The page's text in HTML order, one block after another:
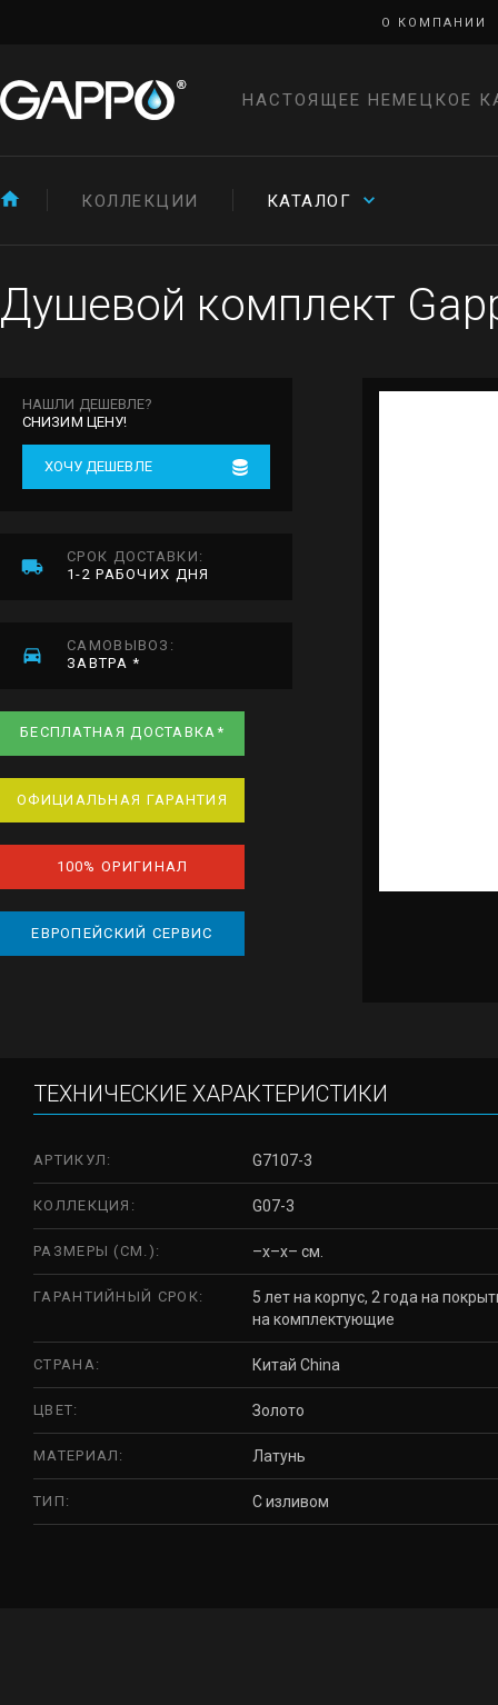
О КОМПАНИИ
НАСТОЯЩЕЕ НЕМЕЦКОЕ
КОЛЛЕКЦИИ КАТАЛОГ
Душевой комплект
НАШЛИ ДЕШЕВЛЕ?
СНИЗИМ ЦЕНУ!
ХОЧУ ДЕШЕВЛЕ
СРОК ДОСТАВКИ:
1-2 РАБОЧИХ ДНЯ
САМОВЫВОЗ:
ЗАВТРА *
БЕСПЛАТНАЯ ДОСТАВКА*
ОФИЦИАЛЬНАЯ ГАРАНТИЯ
100% ОРИГИНАЛ
ЕВРОПЕЙСКИЙ СЕРВИС
ТЕХНИЧЕСКИЕ ХАРАКТЕРИСТИКИ
АРТИКУЛ: G7107-3
КОЛЛЕКЦИЯ: G07-3
РАЗМЕРЫ (СМ.): –x–x– см.
ГАРАНТИЙНЫЙ СРОК:
5 лет на корпус, 2 года на
на комплектующие
СТРАНА: Китай China
ЦВЕТ: Золото
МАТЕРИАЛ: Латунь
ТИП: С изливом